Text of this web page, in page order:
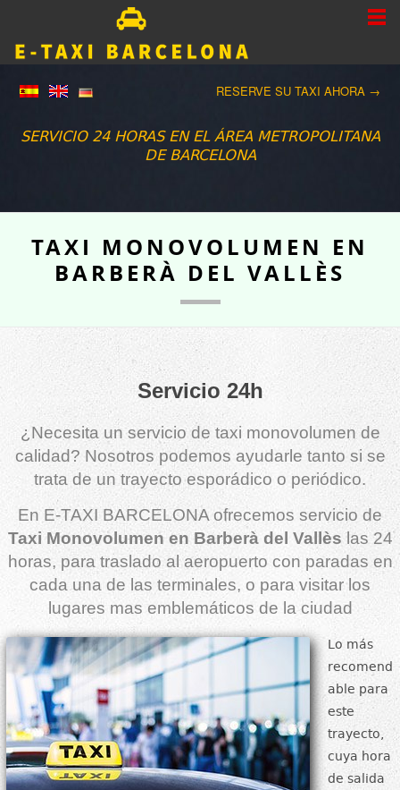
RESERVE SU TAXI AHORA →
SERVICIO 24 HORAS EN EL ÁREA METROPOLITANA
DE BARCELONA
TAXI MONOVOLUMEN EN
BARBERÀ DEL VALLÈS
Servicio 24h
¿Necesita un servicio de taxi monovolumen de
calidad? Nosotros podemos ayudarle tanto si se
trata de un trayecto esporádico o periódico.
En E-TAXI BARCELONA ofrecemos servicio de
Taxi Monovolumen en Barberà del Vallèslas 24
horas, para traslado al aeropuerto con paradas en
cada una de las terminales, o para visitar los
lugares mas emblemáticos de la ciudad
Lo más
recomend
able para
este
trayecto,
cuya hora
de salida